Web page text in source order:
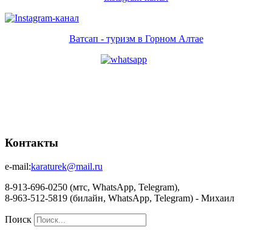
Ватсап - туризм в Горном Алтае
Контакты
e-mail:karaturek@mail.ru
8-913-696-0250 (мтс, WhatsApp, Telegram),
8-963-512-5819 (билайн, WhatsApp, Telegram) - Михаил
Поиск